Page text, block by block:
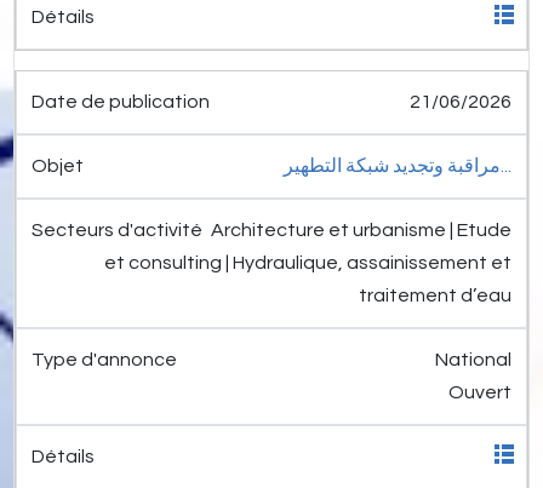
21/06/2026
مراقبة وتجديد شبكة التطهير...
Architecture et urbanisme | Etude
et consulting | Hydraulique, assainissement et
traitement d’eau
National
Ouvert